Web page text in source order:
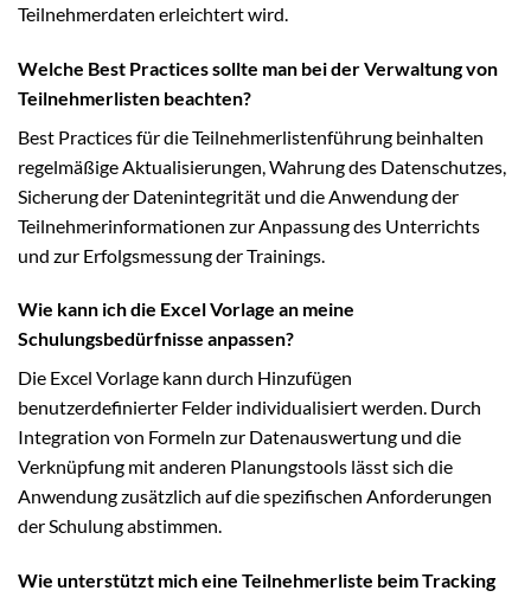
Teilnehmerdaten erleichtert wird.
Welche Best Practices sollte man bei der Verwaltung von
Teilnehmerlisten beachten?
Best Practices für die Teilnehmerlistenführung beinhalten
regelmäßige Aktualisierungen, Wahrung des Datenschutzes,
Sicherung der Datenintegrität und die Anwendung der
Teilnehmerinformationen zur Anpassung des Unterrichts
und zur Erfolgsmessung der Trainings.
Wie kann ich die Excel Vorlage an meine
Schulungsbedürfnisse anpassen?
Die Excel Vorlage kann durch Hinzufügen
benutzerdefinierter Felder individualisiert werden. Durch
Integration von Formeln zur Datenauswertung und die
Verknüpfung mit anderen Planungstools lässt sich die
Anwendung zusätzlich auf die spezifischen Anforderungen
der Schulung abstimmen.
Wie unterstützt mich eine Teilnehmerliste beim Tracking